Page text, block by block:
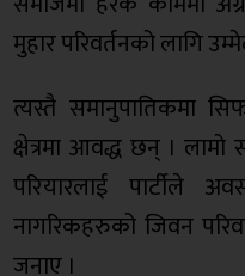
मुहार परिवर्तनको लागि
त्यस्तै समानुपातिकमा
क्षेत्रमा आवद्ध छन् ।
परियारलाई पार्टीले
नागरिकहरुको जिवन
जनाए ।